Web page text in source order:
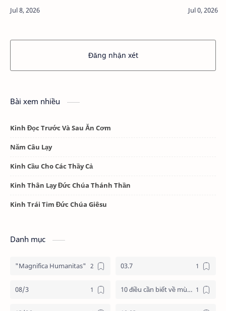
Đăng nhận xét
Bài xem nhiều
Kinh Đọc Trước Và Sau Ăn Cơm
Năm Câu Lạy
Kinh Cầu Cho Các Thầy Cả
Kinh Thân Lạy Đức Chúa Thánh Thần
Kinh Trái Tim Đức Chúa Giêsu
Danh mục
"Magnifica Humanitas" 03.7
08/3 10 điều cần biết về mùa vọng